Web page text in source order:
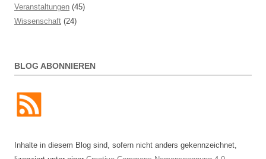
Veranstaltungen (45)
Wissenschaft (24)
BLOG ABONNIEREN
Inhalte in diesem Blog sind, sofern nicht anders gekennzeichnet,